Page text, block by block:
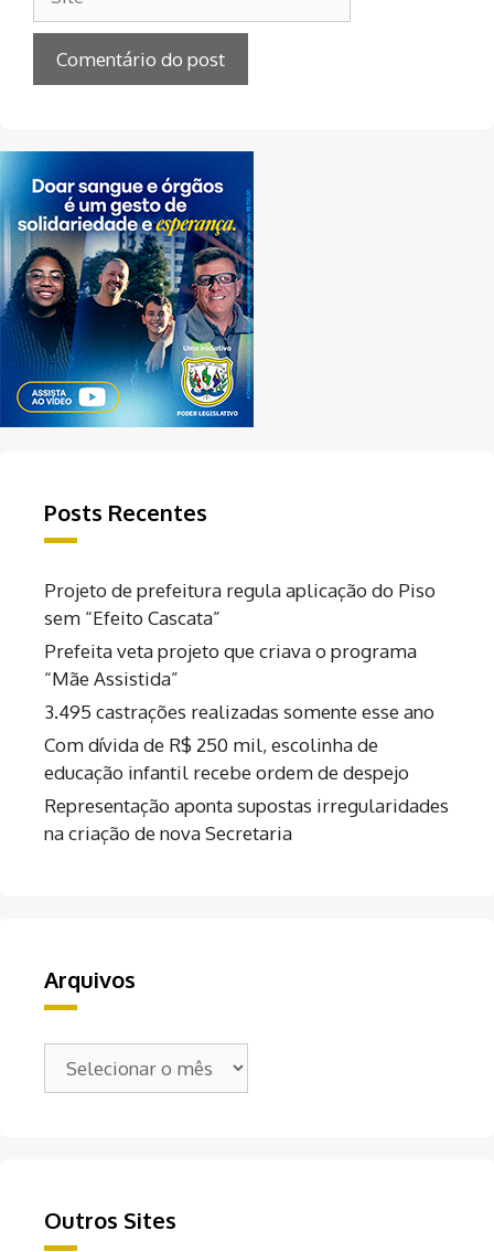
Posts Recentes
Projeto de prefeitura regula aplicação do Piso
sem “Efeito Cascata”
Prefeita veta projeto que criava o programa
“Mãe Assistida”
3.495 castrações realizadas somente esse ano
Com dívida de R$ 250 mil, escolinha de
educação infantil recebe ordem de despejo
Representação aponta supostas irregularidades
na criação de nova Secretaria
Arquivos
Outros Sites